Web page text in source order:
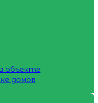
объекте
домов